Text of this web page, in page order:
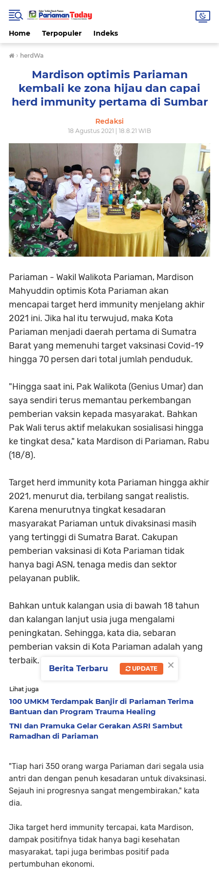
Home Terpopuler Indeks
› herdWa
Mardison optimis Pariaman
kembali ke zona hijau dan capai
herd immunity pertama di Sumbar
Redaksi
18 Agustus 2021 | 18.8.21 WIB
Pariaman - Wakil Walikota Pariaman, Mardison
Mahyuddin optimis Kota Pariaman akan
mencapai target herd immunity menjelang akhir
2021 ini. Jika hal itu terwujud, maka Kota
Pariaman menjadi daerah pertama di Sumatra
Barat yang memenuhi target vaksinasi Covid-19
hingga 70 persen dari total jumlah penduduk.
"Hingga saat ini, Pak Walikota (Genius Umar) dan
saya sendiri terus memantau perkembangan
pemberian vaksin kepada masyarakat. Bahkan
Pak Wali terus aktif melakukan sosialisasi hingga
ke tingkat desa," kata Mardison di Pariaman, Rabu
(18/8).
Target herd immunity kota Pariaman hingga akhir
2021, menurut dia, terbilang sangat realistis.
Karena menurutnya tingkat kesadaran
masyarakat Pariaman untuk divaksinasi masih
yang tertinggi di Sumatra Barat. Cakupan
pemberian vaksinasi di Kota Pariaman tidak
hanya bagi ASN, tenaga medis dan sektor
pelayanan publik.
Bahkan untuk kalangan usia di bawah 18 tahun
dan kalangan lanjut usia juga mengalami
peningkatan. Sehingga, kata dia, sebaran
pemberian vaksin di Kota Pariaman adalah yang
terbaik.
Lihat juga
100 UMKM Terdampak Banjir di Pariaman Terima
Bantuan dan Program Trauma Healing
TNI dan Pramuka Gelar Gerakan ASRI Sambut
Ramadhan di Pariaman
"Tiap hari 350 orang warga Pariaman dari segala usia
antri dan dengan penuh kesadaran untuk divaksinasi.
Sejauh ini progresnya sangat mengembirakan," kata
dia.
Jika target herd immunity tercapai, kata Mardison,
dampak positifnya tidak hanya bagi kesehatan
masyarakat, tapi juga berimbas positif pada
pertumbuhan ekonomi.
×
Berita Terbaru UPDATE